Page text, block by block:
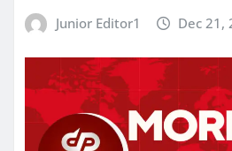
Junior Editor1 Dec 21,